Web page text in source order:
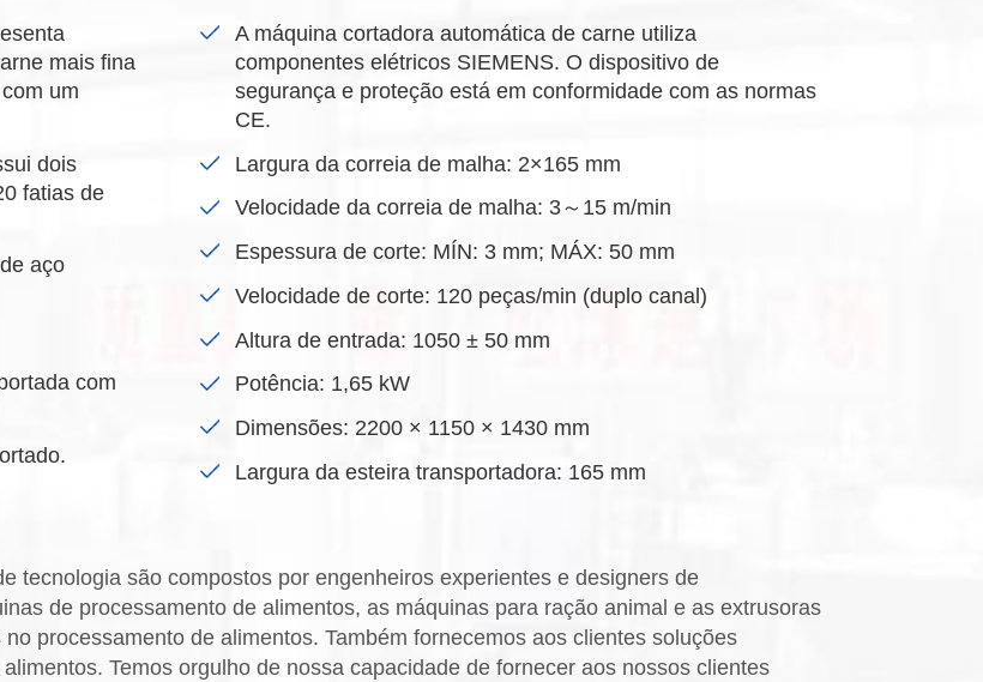
mais fina
um
dois
fatias de
aço
com
A máquina cortadora automática de carne utiliza
componentes elétricos SIEMENS. O dispositivo de
segurança e proteção está em conformidade com as normas
CE.
Largura da correia de malha: 2×165 mm
Velocidade da correia de malha: 3～15 m/min
Espessura de corte: MÍN: 3 mm; MÁX: 50 mm
Velocidade de corte: 120 peças/min (duplo canal)
Altura de entrada: 1050 ± 50 mm
Potência: 1,65 kW
Dimensões: 2200 × 1150 × 1430 mm
Largura da esteira transportadora: 165 mm
tecnologia são compostos por engenheiros experientes e designers de
de processamento de alimentos, as máquinas para ração animal e as extrusoras
processamento de alimentos. Também fornecemos aos clientes soluções
Temos orgulho de nossa capacidade de fornecer aos nossos clientes